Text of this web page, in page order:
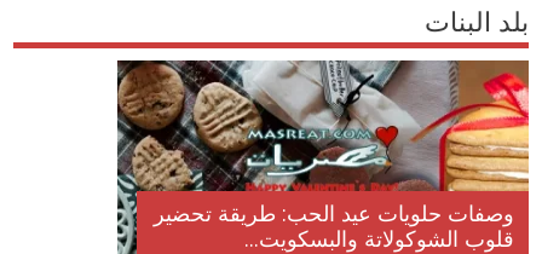
بلد البنات
وصفات حلويات عيد الحب: طريقة تحضير
قلوب الشوكولاتة والبسكويت...